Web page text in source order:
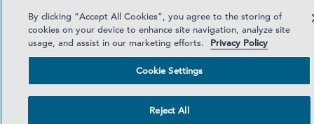
By clicking “Accept All Cookies”, you agree to the storing of
cookies on your device to enhance site navigation, analyze site
usage, and assist in our marketing efforts.
Privacy Policy
Cookie Settings
Reject All